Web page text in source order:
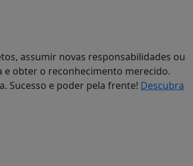
assumir novas responsabilidades ou
obter o reconhecimento merecido.
Sucesso e poder pela frente! Descubra